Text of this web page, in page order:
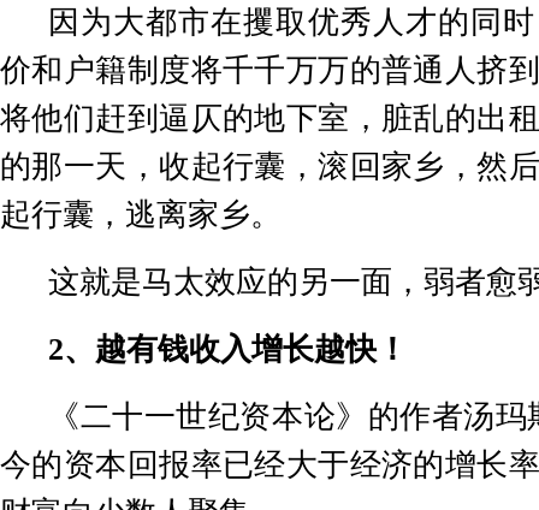
因为大都市在攫取优秀人才的同
价和户籍制度将千千万万的普通人挤
将他们赶到逼仄的地下室，脏乱的出
的那一天，收起行囊，滚回家乡，然
起行囊，逃离家乡。
这就是马太效应的另一面，弱者愈
2、越有钱收入增长越快！
《二十一世纪资本论》的作者汤
今的资本回报率已经大于经济的增长